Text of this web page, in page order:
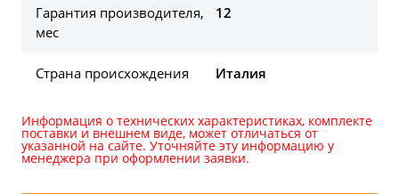
Гарантия производителя,
мес
12
Страна происхождения Италия
Информация о технических характеристиках, комплекте
поставки и внешнем виде, может отличаться от
указанной на сайте. Уточняйте эту информацию у
менеджера при оформлении заявки.